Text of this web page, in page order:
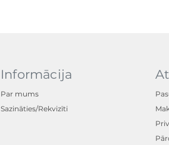
Informācija
Par mums
Sazināties/Rekvizīti